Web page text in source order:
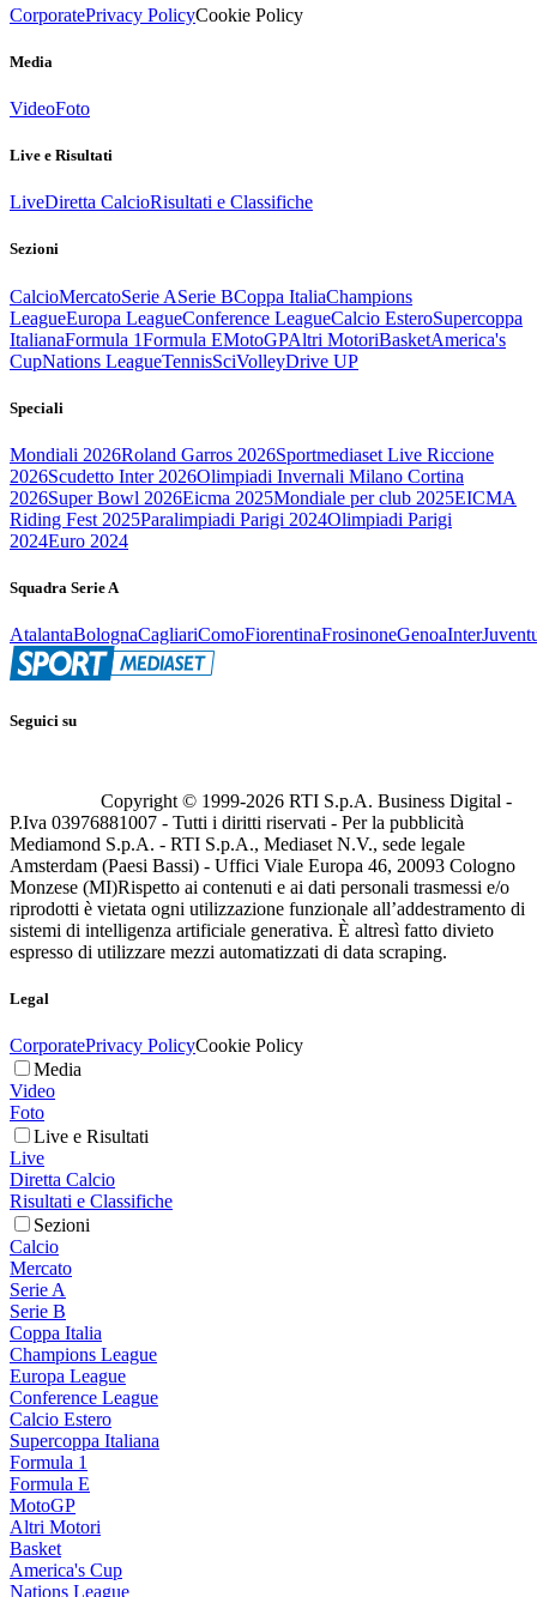
CorporatePrivacy PolicyCookie Policy
Media
VideoFoto
Live e Risultati
LiveDiretta CalcioRisultati e Classifiche
Sezioni
CalcioMercatoSerie ASerie BCoppa ItaliaChampions
LeagueEuropa LeagueConference LeagueCalcio EsteroSupercoppa
ItalianaFormula 1Formula EMotoGPAltri MotoriBasketAmerica's
CupNations LeagueTennisSciVolleyDrive UP
Speciali
Mondiali 2026Roland Garros 2026Sportmediaset Live Riccione
2026Scudetto Inter 2026Olimpiadi Invernali Milano Cortina
2026Super Bowl 2026Eicma 2025Mondiale per club 2025EICMA
Riding Fest 2025Paralimpiadi Parigi 2024Olimpiadi Parigi
2024Euro 2024
Squadra Serie A
AtalantaBolognaCagliariComoFiorentinaFrosinoneGenoaInter
Seguici su
Copyright © 1999-2026 RTI S.p.A. Business Digital -
P.Iva 03976881007 - Tutti i diritti riservati - Per la pubblicità
Mediamond S.p.A. - RTI S.p.A., Mediaset N.V., sede legale
Amsterdam (Paesi Bassi) - Uffici Viale Europa 46, 20093 Cologno
Monzese (MI)Rispetto ai contenuti e ai dati personali trasmessi e/o
riprodotti è vietata ogni utilizzazione funzionale all’addestramento di
sistemi di intelligenza artificiale generativa. È altresì fatto divieto
espresso di utilizzare mezzi automatizzati di data scraping.
Legal
CorporatePrivacy PolicyCookie Policy
Media
Video
Foto
Live e Risultati
Live
Diretta Calcio
Risultati e Classifiche
Sezioni
Calcio
Mercato
Serie A
Serie B
Coppa Italia
Champions League
Europa League
Conference League
Calcio Estero
Supercoppa Italiana
Formula 1
Formula E
MotoGP
Altri Motori
Basket
America's Cup
Nations League